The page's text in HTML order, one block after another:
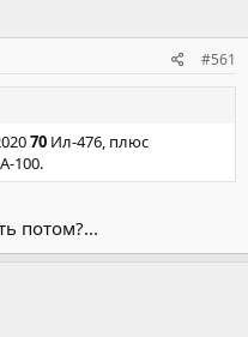
#561
70 Ил-476, плюс
100.
потом?...